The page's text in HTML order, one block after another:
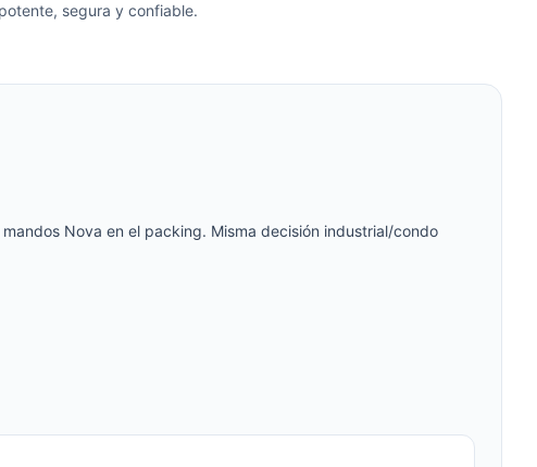
segura y confiable.
Nova en el packing. Misma decisión industrial/condo